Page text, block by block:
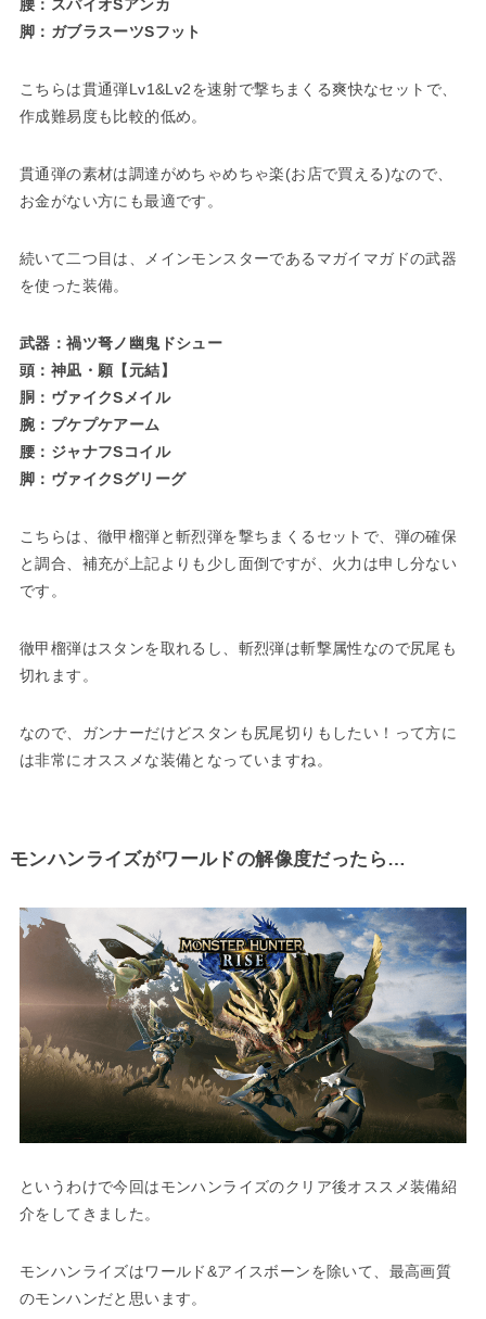
腰：スパイオSアンカ
脚：ガブラスーツSフット
こちらは貫通弾Lv1&Lv2を速射で撃ちまくる爽快なセットで、
作成難易度も比較的低め。
貫通弾の素材は調達がめちゃめちゃ楽(お店で買える)なので、
お金がない方にも最適です。
続いて二つ目は、メインモンスターであるマガイマガドの武器
を使った装備。
武器：禍ツ弩ノ幽鬼ドシュー
頭：神凪・願【元結】
胴：ヴァイクSメイル
腕：プケプケアーム
腰：ジャナフSコイル
脚：ヴァイクSグリーグ
こちらは、徹甲榴弾と斬烈弾を撃ちまくるセットで、弾の確保
と調合、補充が上記よりも少し面倒ですが、火力は申し分ない
です。
徹甲榴弾はスタンを取れるし、斬烈弾は斬撃属性なので尻尾も
切れます。
なので、ガンナーだけどスタンも尻尾切りもしたい！って方に
は非常にオススメな装備となっていますね。
モンハンライズがワールドの解像度だったら…
というわけで今回はモンハンライズのクリア後オススメ装備紹
介をしてきました。
モンハンライズはワールド&アイスボーンを除いて、最高画質
のモンハンだと思います。